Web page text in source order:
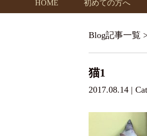
HOME 初めての方へ
Blog記事一覧
猫1
2017.08.14 |